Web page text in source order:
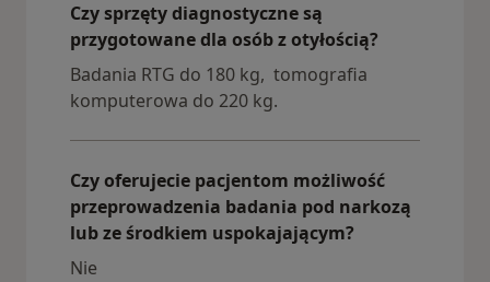
Czy sprzęty diagnostyczne są
przygotowane dla osób z otyłością?
Badania RTG do 180 kg, tomografia
komputerowa do 220 kg.
Czy oferujecie pacjentom możliwość
przeprowadzenia badania pod narkozą
lub ze środkiem uspokajającym?
Nie